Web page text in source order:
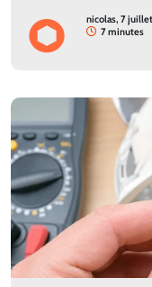
nicolas, 7
7 minutes